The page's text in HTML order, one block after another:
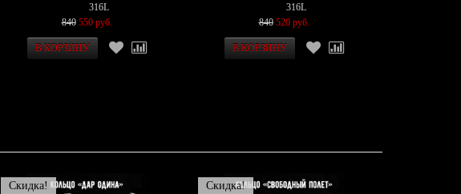
316L
840 550 руб.
316L
840 520 руб.
Скидка! Скидка!